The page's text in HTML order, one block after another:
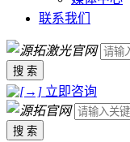
联系我们
搜 索
立即咨询
搜 索